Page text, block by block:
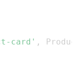
card' ,